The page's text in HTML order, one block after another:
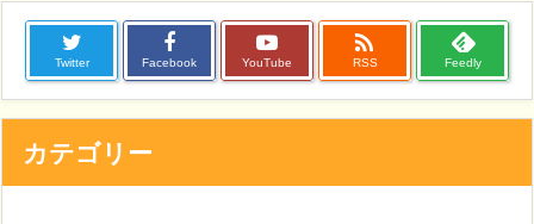
Twitter Facebook YouTube

RSS Feedly
カテゴリー